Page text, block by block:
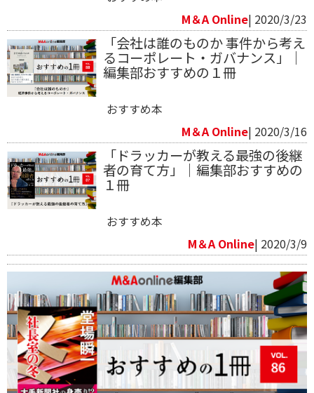
M＆A Online| 2020/3/23
「会社は誰のものか 事件から考え
るコーポレート・ガバナンス」｜
編集部おすすめの１冊
おすすめ本
M＆A Online| 2020/3/16
「ドラッカーが教える最強の後継
者の育て方」｜編集部おすすめの
１冊
おすすめ本
M＆A Online| 2020/3/9